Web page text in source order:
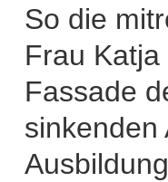
So die
Frau
Fassade
sinkenden